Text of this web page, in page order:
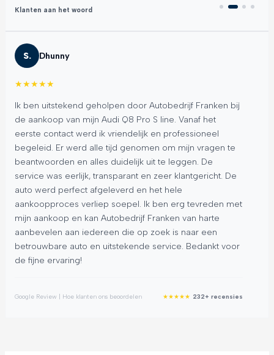
Klanten aan het woord
S. Dhunny
★★★★★
Ik ben uitstekend geholpen door Autobedrijf Franken bij
de aankoop van mijn Audi Q8 Pro S line. Vanaf het
eerste contact werd ik vriendelijk en professioneel
begeleid. Er werd alle tijd genomen om mijn vragen te
beantwoorden en alles duidelijk uit te leggen. De
service was eerlijk, transparant en zeer klantgericht. De
auto werd perfect afgeleverd en het hele
aankoopproces verliep soepel. Ik ben erg tevreden met
mijn aankoop en kan Autobedrijf Franken van harte
aanbevelen aan iedereen die op zoek is naar een
betrouwbare auto en uitstekende service. Bedankt voor
de fijne ervaring!
Google Review | Hoe klanten ons beoordelen ★★★★★ 232+ recensies